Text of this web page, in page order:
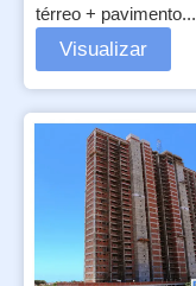
térreo + pavimento...
Visualizar